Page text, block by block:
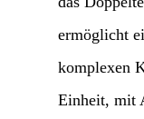
ermöglicht
komplexen
Einheit, mit